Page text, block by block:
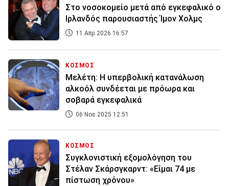
Στο νοσοκομείο μετά από εγκεφαλικό ο
Ιρλανδός παρουσιαστής Ίμον Χολμς
11 Απρ 2026 16:57
ΚΟΣΜΟΣ
Μελέτη: Η υπερβολική κατανάλωση
αλκοόλ συνδέεται με πρόωρα και
σοβαρά εγκεφαλικά
06 Νοε 2025 12:51
ΚΟΣΜΟΣ
Συγκλονιστική εξομολόγηση του
Στέλαν Σκάρσγκαρντ: «Είμαι 74 με
πίστωση χρόνου»